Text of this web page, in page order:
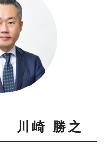
川崎 勝之